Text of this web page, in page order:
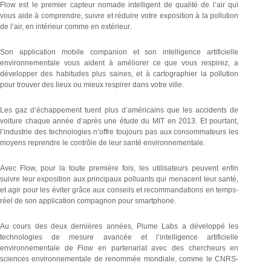
Flow est le premier capteur nomade intelligent de qualité de l’air qui
vous aide à comprendre, suivre et réduire votre exposition à la pollution
de l’air, en intérieur comme en extérieur.
Son application mobile companion et son intelligence artificielle
environnementale vous aident à améliorer ce que vous respirez, a
développer des habitudes plus saines, et à cartographier la pollution
pour trouver des lieux ou mieux respirer dans votre ville.
Les gaz d’échappement tuent plus d’américains que les accidents de
voiture chaque année d’après une étude du MIT en 2013. Et pourtant,
l’industrie des technologies n’offre toujours pas aux consommateurs les
moyens reprendre le contrôle de leur santé environnementale.
Avec Flow, pour la toute première fois, les utilisateurs peuvent enfin
suivre leur exposition aux principaux polluants qui menacent leur santé,
et agir pour les éviter grâce aux conseils et recommandations en temps-
réel de son application compagnon pour smartphone.
Au cours des deux dernières années, Plume Labs a développé les
technologies de mesure avancée et l’intelligence artificielle
environnementale de Flow en partenariat avec des chercheurs en
sciences environnementale de renommée mondiale, comme le CNRS-